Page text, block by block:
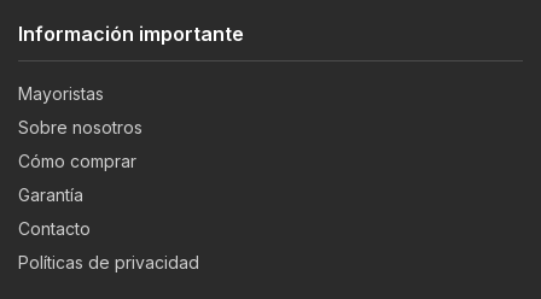
Información importante
Mayoristas
Sobre nosotros
Cómo comprar
Garantía
Contacto
Políticas de privacidad